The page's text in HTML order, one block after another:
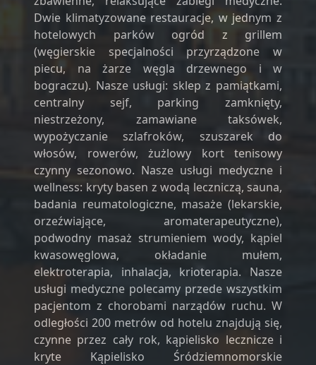
Dwie klimatyzowane restauracje, w jednym z
hotelowych parków ogród z grillem
(węgierskie specjalności przyrządzone w
piecu, na żarze węgla drzewnego i w
bograczu). Nasze usługi: sklep z pamiątkami,
centralny sejf, parking zamknięty,
niestrzeżony, zamawiane taksówek,
wypożyczanie szlafroków, szuszarek do
włosów, rowerów, żużlowy kort tenisowy
czynny sezonowo. Nasze usługi medyczne i
wellness: kryty basen z wodą leczniczą, sauna,
badania reumatologiczne, masaże (lekarskie,
orzeźwiające, aromaterapeutyczne),
podwodny masaż strumieniem wody, kąpiel
kwasowęglowa, okładanie mułem,
elektroterapia, inhalacja, krioterapia. Nasze
usługi medyczne polecamy przede wszystkim
pacjentom z chorobami narządów ruchu. W
odległości 200 metrów od hotelu znajdują się,
czynne przez cały rok, kąpielisko lecznicze i
kryte Kąpielisko Śródziemnomorskie